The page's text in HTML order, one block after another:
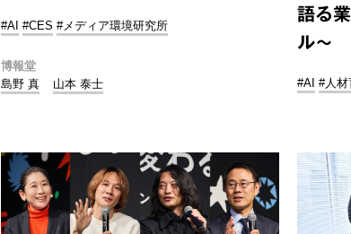
#AI #CES #メディア環境研究所
博報堂
島野 真
山本 泰士
語る
ル～
#AI #人材